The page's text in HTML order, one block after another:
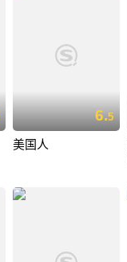
6.5
美国人